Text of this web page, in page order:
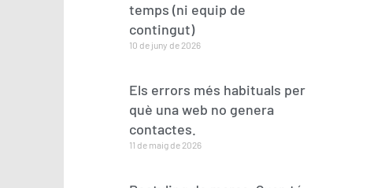
temps (ni equip de
contingut)
10 de juny de 2026
Els errors més habituals per
què una web no genera
contactes.
11 de maig de 2026